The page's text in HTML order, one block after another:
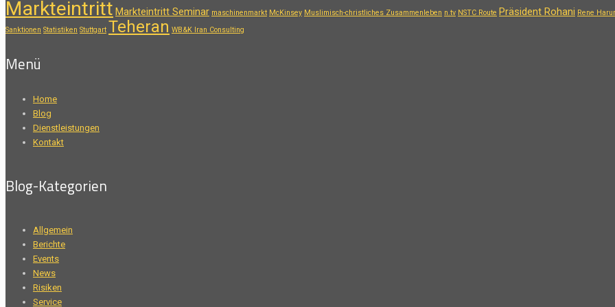
Markteintritt Markteintritt Seminar maschinenmarkt McKinsey Muslimisch-christliches Zusammenleben n.tv NSTC Route Präsident Rohani Rene
Sanktionen Statistiken Stuttgart Teheran WB&K Iran Consulting
Menü
Home
Blog
Dienstleistungen
Kontakt
Blog-Kategorien
Allgemein
Berichte
Events
News
Risiken
Service